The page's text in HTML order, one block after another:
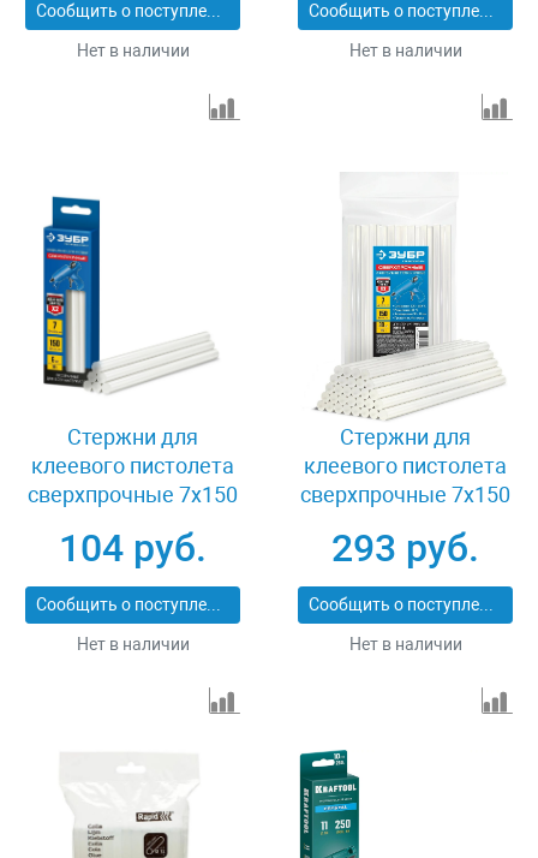
Сообщить о поступлении
Нет в наличии
Сообщить о поступлении
Нет в наличии
Стержни для
клеевого пистолета
сверхпрочные 7х150
104 руб.
Сообщить о поступлении
Нет в наличии
Стержни для
клеевого пистолета
сверхпрочные 7х150
30
293 руб.
Сообщить о поступлении
Нет в наличии